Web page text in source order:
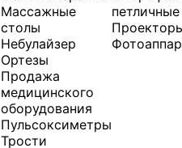
Массажные
столы
Небулайзер
Ортезы
Продажа
медицинского
оборудования
Пульсоксиметры
Трости
петличные